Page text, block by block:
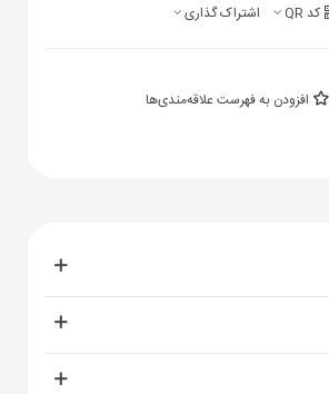
کد QR اشتراک گذاری
افزودن به فهرست علاقه‌مندی‌ها